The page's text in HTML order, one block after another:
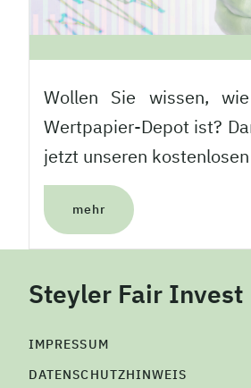
Wollen Sie wissen,
Wertpapier-Depot ist?
jetzt unseren
mehr
Steyler Fair Invest
IMPRESSUM
DATENSCHUTZHINWEIS